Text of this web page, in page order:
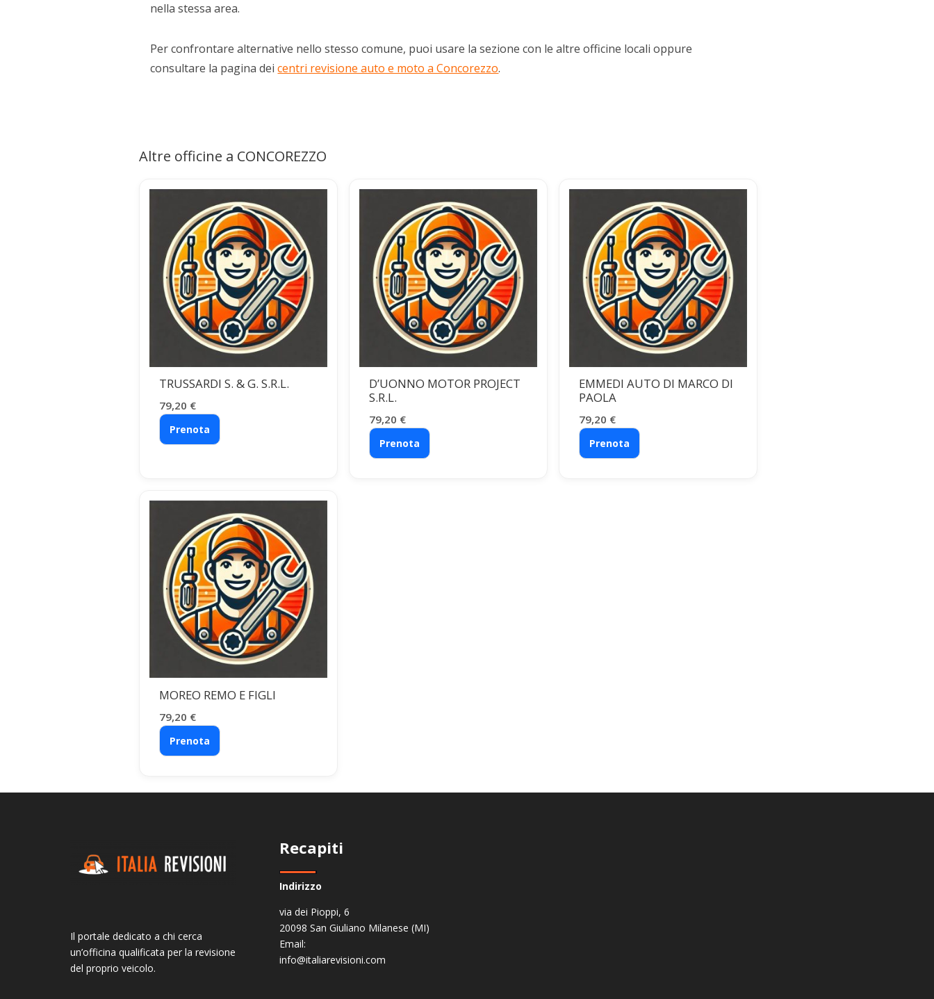
nella stessa area.
Per confrontare alternative nello stesso comune, puoi usare la sezione con le altre officine locali oppure
consultare la pagina deicentri revisione auto e moto a Concorezzo.
Altre officine a CONCOREZZO
TRUSSARDI S. & G. S.R.L.
79,20 €
Prenota
D’UONNO MOTOR PROJECT
S.R.L.
79,20 €
Prenota
EMMEDI AUTO DI MARCO DI
PAOLA
79,20 €
Prenota
MOREO REMO E FIGLI
79,20 €
Prenota
Il portale dedicato a chi cerca
un’officina qualificata per la revisione
del proprio veicolo.
Recapiti
Indirizzo
via dei Pioppi, 6
20098 San Giuliano Milanese (MI)
Email:
info@italiarevisioni.com